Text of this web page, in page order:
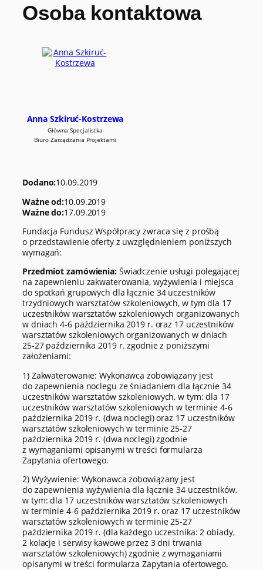
Osoba kontaktowa
Anna Szkiruć-Kostrzewa
Główna Specjalistka
Biuro Zarządzania Projektami
Dodano:10.09.2019
Ważne od:10.09.2019
Ważne do:17.09.2019
Fundacja Fundusz Współpracy zwraca się z prośbą
o przedstawienie oferty z uwzględnieniem poniższych
wymagań:
Przedmiot zamówienia:Świadczenie usługi polegającej
na zapewnieniu zakwaterowania, wyżywienia i miejsca
do spotkań grupowych dla łącznie 34 uczestników
trzydniowych warsztatów szkoleniowych, w tym dla 17
uczestników warsztatów szkoleniowych organizowanych
w dniach 4-6 października 2019 r. oraz 17 uczestników
warsztatów szkoleniowych organizowanych w dniach
25-27 października 2019 r. zgodnie z poniższymi
założeniami:
1) Zakwaterowanie: Wykonawca zobowiązany jest
do zapewnienia noclegu ze śniadaniem dla łącznie 34
uczestników warsztatów szkoleniowych, w tym: dla 17
uczestników warsztatów szkoleniowych w terminie 4-6
października 2019 r. (dwa noclegi) oraz 17 uczestników
warsztatów szkoleniowych w terminie 25-27
października 2019 r. (dwa noclegi) zgodnie
z wymaganiami opisanymi w treści formularza
Zapytania ofertowego.
2) Wyżywienie: Wykonawca zobowiązany jest
do zapewnienia wyżywienia dla łącznie 34 uczestników,
w tym: dla 17 uczestników warsztatów szkoleniowych
w terminie 4-6 października 2019 r. oraz 17 uczestników
warsztatów szkoleniowych w terminie 25-27
października 2019 r. (dla każdego uczestnika: 2 obiady,
2 kolacje i serwisy kawowe przez 3 dni trwania
warsztatów szkoleniowych) zgodnie z wymaganiami
opisanymi w treści formularza Zapytania ofertowego.